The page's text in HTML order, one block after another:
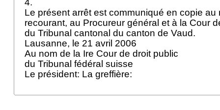
4.
Le présent arrêt est communiqué en copie au
recourant, au Procureur général et à la Cour
du Tribunal cantonal du canton de Vaud.
Lausanne, le 21 avril 2006
Au nom de la Ire Cour de droit public
du Tribunal fédéral suisse
Le président: La greffière: